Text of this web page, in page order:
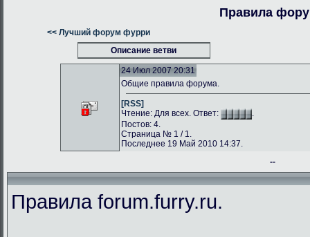
Правила
<< Лучший форум фурри
Описание ветви
24 Июл 2007 20:31
Общие правила форума.
[RSS]
Чтение: Для всех. Ответ:
.
Постов: 4.
Страница № 1 / 1.
Последнее 19 Май 2010 14:37.
--
Правила forum.furry.ru.